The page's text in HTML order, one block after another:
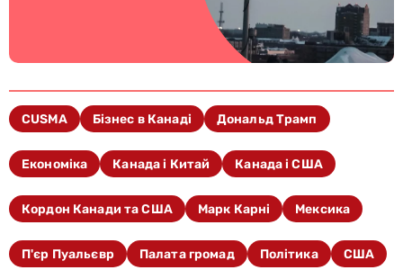
CUSMA Бізнес в Канаді Дональд Трамп
Економіка Канада і Китай Канада і США
Кордон Канади та США Марк Карні Мексика
П'єр Пуальєвр Палата громад Політика США